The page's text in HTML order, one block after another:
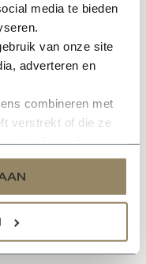
media te bieden
van onze site
adverteren en
combineren met
verstrekt of die ze
315mm
op maat voor uw
en toebehoren kunt
voor een
voor